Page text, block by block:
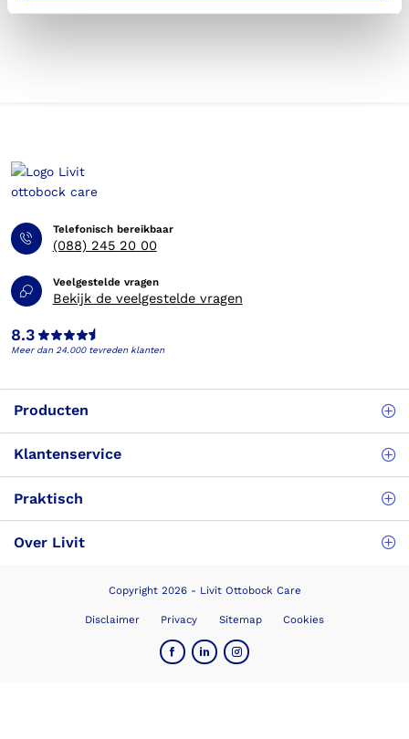
Telefonisch bereikbaar
(088) 245 20 00
Veelgestelde vragen
Bekijk de veelgestelde vragen
8.3
Meer dan 24.000 tevreden klanten
Producten
Klantenservice
Praktisch
Over Livit
Copyright 2026 - Livit Ottobock Care
Disclaimer Privacy Sitemap Cookies